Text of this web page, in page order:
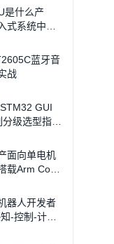
是什么产
式系统中微
蓝牙音
战
GUI
级选型指南
面向单电机
载Arm Cort
器人开发者
-控制-计算”